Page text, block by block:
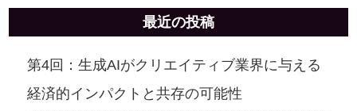
最近の投稿
第4回：生成AIがクリエイティブ業界に与える
経済的インパクトと共存の可能性